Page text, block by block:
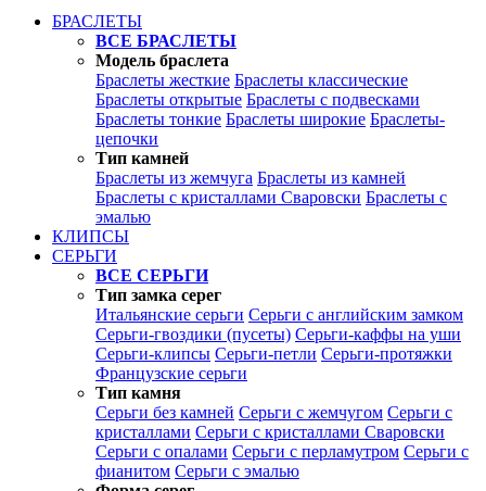
БРАСЛЕТЫ
ВСЕ БРАСЛЕТЫ
Модель браслета
Браслеты жесткие Браслеты классические
Браслеты открытые Браслеты с подвесками
Браслеты тонкие Браслеты широкие Браслеты-
цепочки
Тип камней
Браслеты из жемчуга Браслеты из камней
Браслеты с кристаллами Сваровски Браслеты с
эмалью
КЛИПСЫ
СЕРЬГИ
ВСЕ СЕРЬГИ
Тип замка серег
Итальянские серьги Серьги с английским замком
Серьги-гвоздики (пусеты) Серьги-каффы на уши
Серьги-клипсы Серьги-петли Серьги-протяжки
Французские серьги
Тип камня
Серьги без камней Серьги с жемчугом Серьги с
кристаллами Серьги с кристаллами Сваровски
Серьги с опалами Серьги с перламутром Серьги с
фианитом Серьги с эмалью